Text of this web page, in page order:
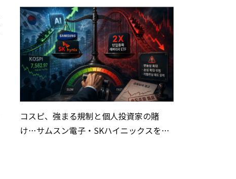
コスピ、強まる規制と個人投資家の賭
け…サムスン電子・SKハイニックスを巡